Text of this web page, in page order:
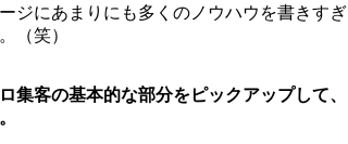
ジにあまりにも多くのノウハウを書きすぎ
（笑）
集客の基本的な部分をピックアップして、